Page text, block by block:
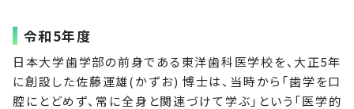
令和5年度
日本大学歯学部の前身である東洋歯科医学校を、大正5年
に創設した佐藤運雄(かずお) 博士は、当時から「歯学を口
腔にとどめず、常に全身と関連づけて学ぶ」という「医学的